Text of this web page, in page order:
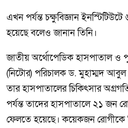
এখন পর্যন্ত চক্ষুবিজ্ঞান
হয়েছে বলেও জানান তিনি।
জাতীয় অর্থোপেডিক হাসপাতাল ও
(নিটোর) পরিচালক ড. মুহাম্মদ আবুল
তার হাসপাতালের চিকিৎসার
পর্যন্ত তাদের হাসপাতালে ২১ জন
ফেলতে হয়েছে। কয়েকজন রোগীকে